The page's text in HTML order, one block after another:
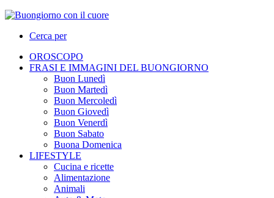
Cerca per
OROSCOPO
FRASI E IMMAGINI DEL BUONGIORNO
Buon Lunedì
Buon Martedì
Buon Mercoledì
Buon Giovedì
Buon Venerdì
Buon Sabato
Buona Domenica
LIFESTYLE
Cucina e ricette
Alimentazione
Animali